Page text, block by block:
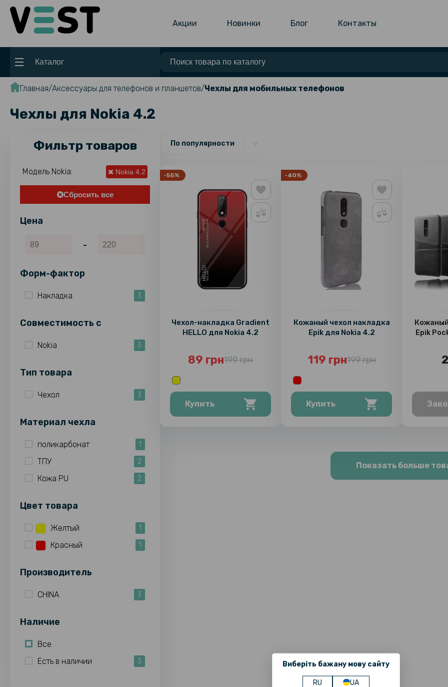
Акции Новинки Блог Контакты
Виберіть бажану мову сайту
RU UA
Каталог
Главная Аксессуары для телефонов и планшетов Чехлы для мобильных телефонов
Чехлы для Nokia 4.2
Фильтр товаров
Модель Nokia: Nokia 4.2
Сбросить все
Цена
-
Форм-фактор
Накладка 3
Совместимость c
Nokia 3
Тип товара
Чехол 3
Материал чехла
поликарбонат 1
ТПУ 2
Кожа PU 2
Цвет товара
Желтый 1
Красный 1
Производитель
CHINA 3
Наличие
Все
Есть в наличии
3
По популярности
-55%
Чехол-накладка Gradient
HELLO для Nokia 4.2
89 грн199 грн
Купить
-40%
Кожаный чехол накладка
Epik для Nokia 4.2
119 грн199 грн
Купить
Epik
Показать больше